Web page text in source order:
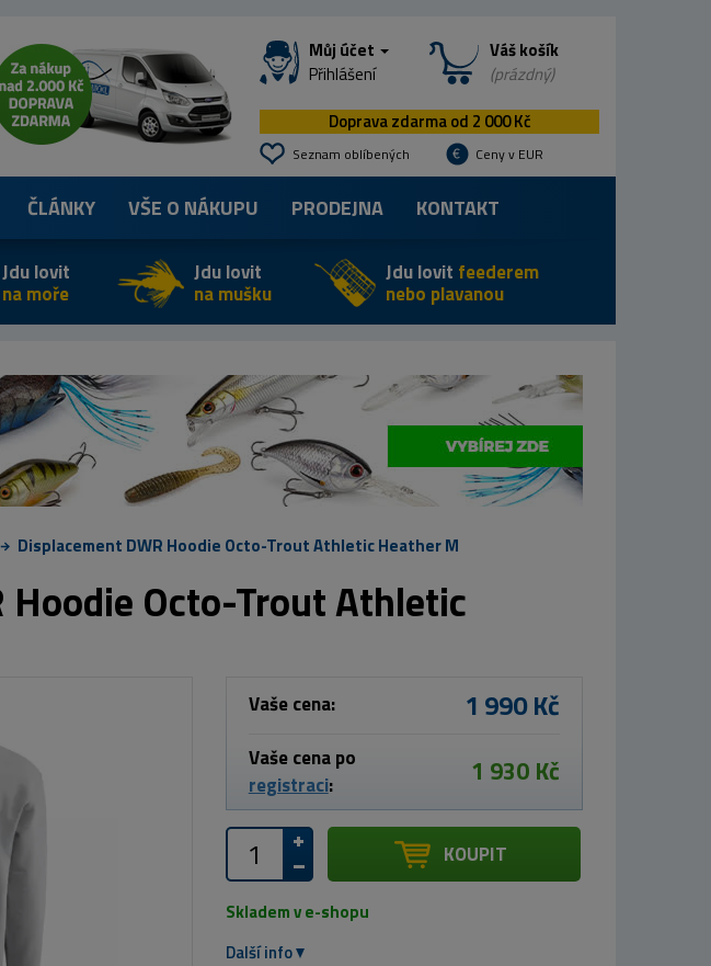
Můj účet
Přihlášení
Váš košík
(prázdný)
Doprava zdarma od 2 000 Kč
Seznam oblíbených Ceny v EUR
ČLÁNKY VŠE O NÁKUPU PRODEJNA KONTAKT
Jdu lovit
na moře
Jdu lovit
na mušku
Jdu lovit feederem
nebo plavanou
Displacement DWR Hoodie Octo-Trout Athletic Heather M
Hoodie Octo-Trout Athletic
Vaše cena: 1 990 Kč
Vaše cena po
registraci: 1 930 Kč
KOUPIT
Skladem v e-shopu
Další info